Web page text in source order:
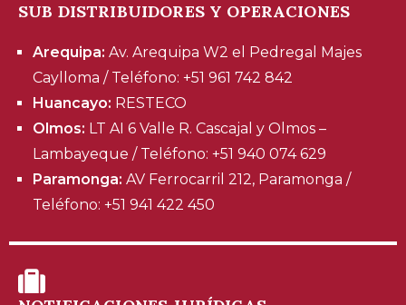
SUB DISTRIBUIDORES Y OPERACIONES
Arequipa: Av. Arequipa W2 el Pedregal Majes
Caylloma / Teléfono: +51 961 742 842
Huancayo: RESTECO
Olmos: LT AI 6 Valle R. Cascajal y Olmos –
Lambayeque / Teléfono: +51 940 074 629
Paramonga: AV Ferrocarril 212, Paramonga /
Teléfono: +51 941 422 450